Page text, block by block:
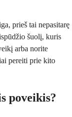
prieš tai nepasitarę
šuolį, kuris
arba norite
pereiti prie kito
poveikis?